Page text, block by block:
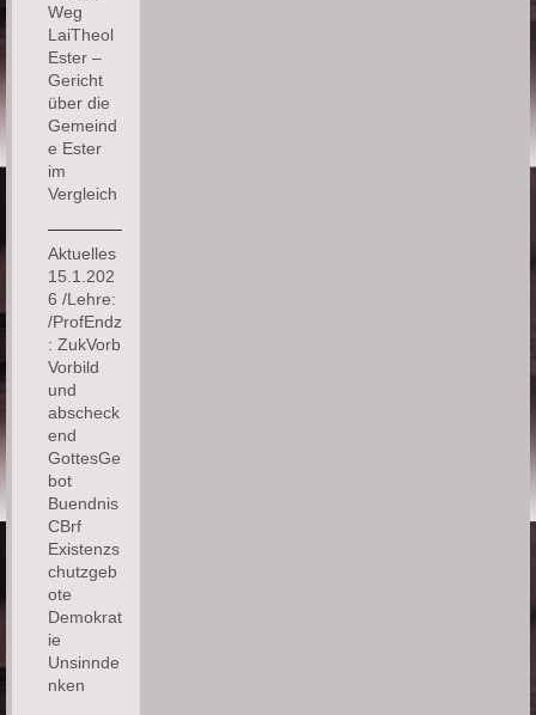
Weg
LaiTheol
Ester –
Gericht
über die
Gemeind
e Ester
im
Vergleich
Aktuelles
15.1.202
6 /Lehre:
/ProfEndz
: ZukVorb
Vorbild
und
abscheck
end
GottesGe
bot
Buendnis
CBrf
Existenzs
chutzgeb
ote
Demokrat
ie
Unsinnde
nken